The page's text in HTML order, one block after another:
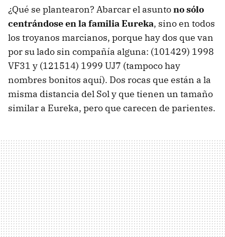
¿Qué se plantearon? Abarcar el asuntono sólo
centrándose en la familia Eureka, sino en todos
los troyanos marcianos, porque hay dos que van
por su lado sin compañía alguna: (101429) 1998
VF31 y (121514) 1999 UJ7 (tampoco hay
nombres bonitos aquí). Dos rocas que están a la
misma distancia del Sol y que tienen un tamaño
similar a Eureka, pero que carecen de parientes.